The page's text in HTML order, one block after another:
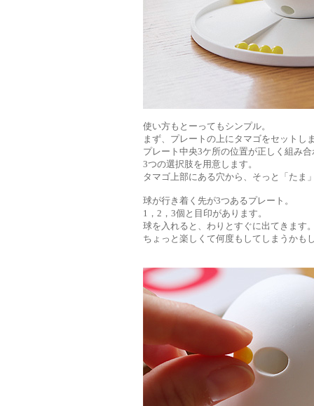
使い方もとーってもシンプル。
まず、プレートの上にタマゴをセットし
プレート中央3ケ所の位置が正しく組み
3つの選択肢を用意します。
タマゴ上部にある穴から、そっと「たま
球が行き着く先が3つあるプレート。
1，2，3個と目印があります。
球を入れると、わりとすぐに出てきます
ちょっと楽しくて何度もしてしまうかも